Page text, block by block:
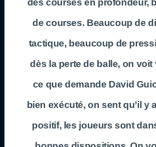
de courses. Beaucoup de
tactique, beaucoup de
dès la perte de balle, on voit
ce que demande David
bien exécuté, on sent qu’il y
positif, les joueurs sont